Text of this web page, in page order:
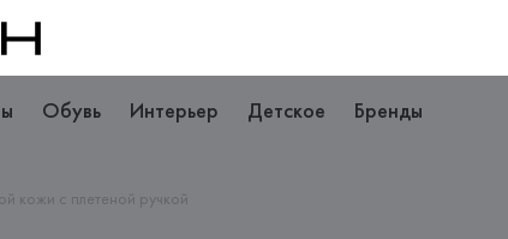
Обувь Интерьер Детское Бренды
кожи с плетеной ручкой